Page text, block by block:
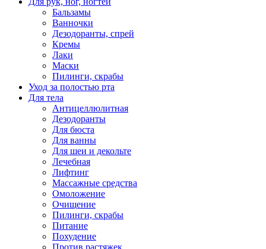
Бальзамы
Ванночки
Дезодоранты, спрей
Кремы
Лаки
Маски
Пилинги, скрабы
Уход за полостью рта
Для тела
Антицеллюлитная
Дезодоранты
Для бюста
Для ванны
Для шеи и декольте
Лечебная
Лифтинг
Массажные средства
Омоложение
Очищение
Пилинги, скрабы
Питание
Похудение
Против растяжек